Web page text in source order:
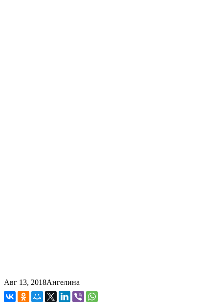
Авг 13, 2018Ангелина